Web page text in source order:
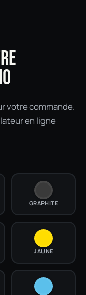
votre commande.
en ligne
GRAPHITE
JAUNE